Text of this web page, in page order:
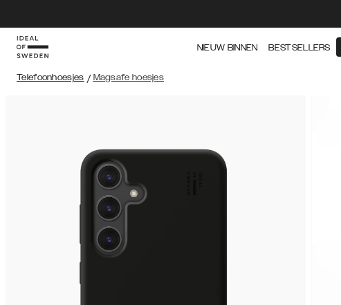
NIEUW BINNEN BESTSELLERS
Telefoonhoesjes / Magsafe hoesjes